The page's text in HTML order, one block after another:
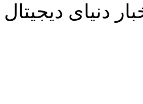
دنیای دیجیتال